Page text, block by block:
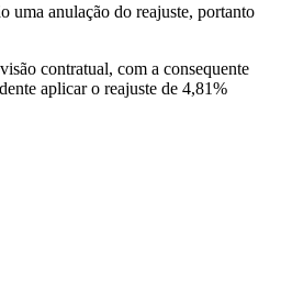
uma anulação do reajuste, portanto
contratual, com a consequente
aplicar o reajuste de 4,81%